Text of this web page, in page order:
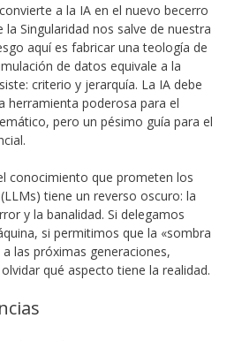
a la IA en el nuevo becerro
Singularidad nos salve de nuestra
aquí es fabricar una teología de
de datos equivale a la
criterio y jerarquía. La IA debe
herramienta poderosa para el
pero un pésimo guía para el
conocimiento que prometen los
tiene un reverso oscuro: la
y la banalidad. Si delegamos
si permitimos que la «sombra
las próximas generaciones,
qué aspecto tiene la realidad.